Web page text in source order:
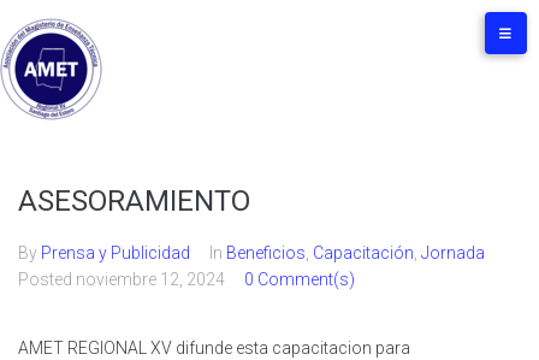
ASESORAMIENTO
By Prensa y Publicidad In Beneficios Capacitación Jornada
Posted noviembre 12, 2024 0 Comment(s)
AMET REGIONAL XV difunde esta capacitacion para